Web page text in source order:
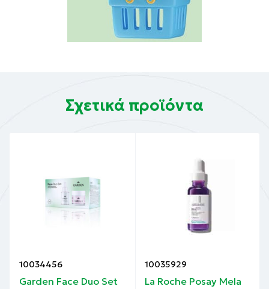
Σχετικά προϊόντα
10034456
Garden Face Duo Set
10035929
La Roche Posay Mela